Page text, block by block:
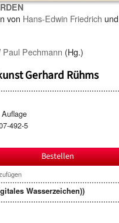
von Hans-Edwin Friedrich und
Paul Pechmann (Hg.)
Gerhard Rühms
492-5
Bestellen
Wasserzeichen))